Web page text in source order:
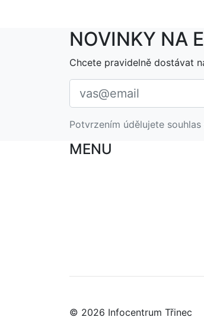
NOVINKY NA
Chcete pravidelně dostávat
Potvrzením údělujete
MENU
© 2026 Infocentrum Třinec